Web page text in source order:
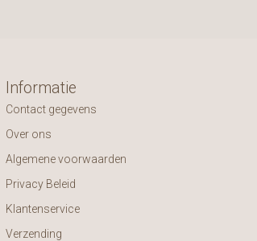
Informatie
Contact gegevens
Over ons
Algemene voorwaarden
Privacy Beleid
Klantenservice
Verzending